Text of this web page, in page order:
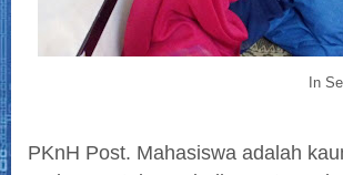
In
PKnH Post. Mahasiswa adalah